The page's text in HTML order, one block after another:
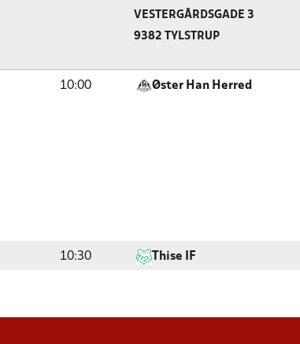
VESTERGÅRDSGADE 3
9382 TYLSTRUP
10:00 Øster Han Herred
10:30 Thise IF